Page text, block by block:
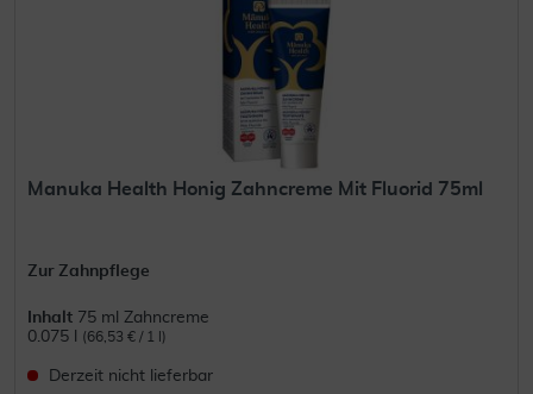
Manuka Health Honig Zahncreme Mit Fluorid 75ml
Zur Zahnpflege
Inhalt 75 ml Zahncreme
0.075 l
(66,53 € / 1 l)
Derzeit nicht lieferbar